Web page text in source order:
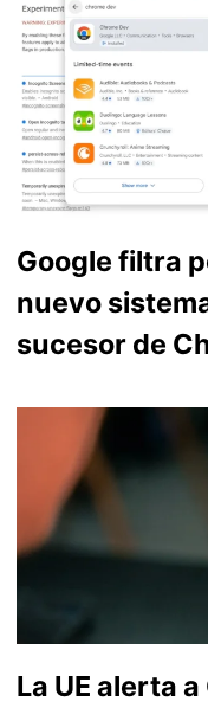
Google filtra
nuevo
sucesor de
La UE alerta